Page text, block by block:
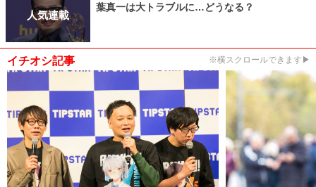
人気連載
葉真一は大トラブルに…どうなる？
イチオシ記事 ※横スクロールできます▶